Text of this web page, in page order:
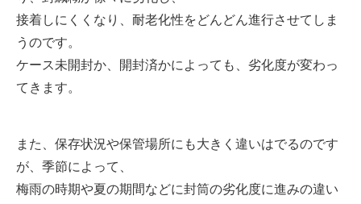
接着しにくくなり、耐老化性をどんどん進行させてしま
うのです。
ケース未開封か、開封済かによっても、劣化度が変わっ
てきます。
また、保存状況や保管場所にも大きく違いはでるのです
が、季節によって、
梅雨の時期や夏の期間などに封筒の劣化度に進みの違い